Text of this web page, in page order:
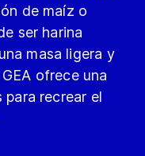
de maíz o
ser harina
masa ligera y
ofrece una
recrear el